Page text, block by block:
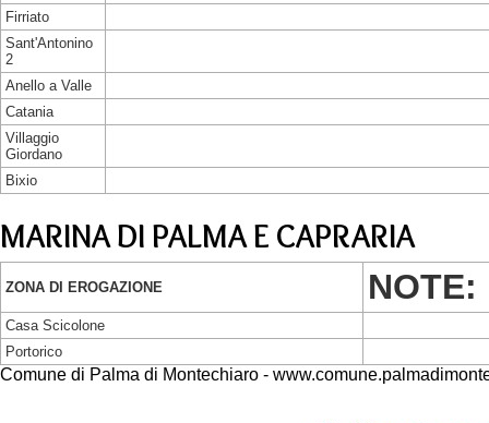
Firriato
Sant'Antonino
2
Anello a Valle
Catania
Villaggio
Giordano
Bixio
MARINA DI PALMA E CAPRARIA
ZONA DI EROGAZIONE NOTE:
Casa Scicolone
Portorico
Comune di Palma di Montechiaro -